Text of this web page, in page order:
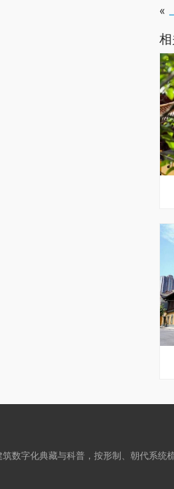
«
数字化典藏与科普，按形制、朝代系